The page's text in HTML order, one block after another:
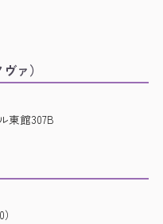
ァ）
東館307B